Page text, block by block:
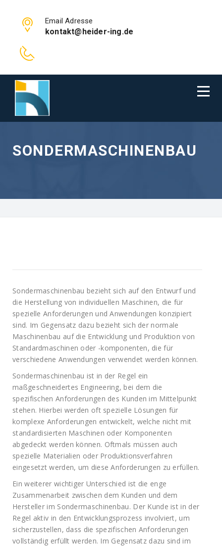
Email Adresse
kontakt@heider-ing.de
SONDERMASCHINENBAU
Sondermaschinenbau bezieht sich auf den Entwurf und
die Herstellung von individuellen Maschinen, die für
spezielle Anforderungen und Anwendungen konzipiert
sind. Im Gegensatz dazu bezieht sich der normale
Maschinenbau auf die Entwicklung und Produktion von
Standardmaschinen oder -komponenten, die für
verschiedene Anwendungen verwendet werden können.
Sondermaschinenbau ist in der Regel ein
maßgeschneidertes Engineering, bei dem die
spezifischen Anforderungen des Kunden im Mittelpunkt
stehen. Hierbei werden oft spezielle Lösungen für
komplexe Anforderungen entwickelt, welche nicht mit
standardisierten Maschinen oder Komponenten
abgedeckt werden können. Oftmals müssen auch
spezielle Materialien oder Produktionsverfahren
eingesetzt werden, um diese Anforderungen zu erfüllen.
Ein weiterer wichtiger Unterschied ist die enge
Zusammenarbeit zwischen dem Kunden und dem
Hersteller im Sondermaschinenbau. Der Kunde ist in der
Regel aktiv in den Entwicklungsprozess involviert, um
sicherzustellen, dass die spezifischen Anforderungen
vollständig erfüllt werden. Im Gegensatz dazu sind im